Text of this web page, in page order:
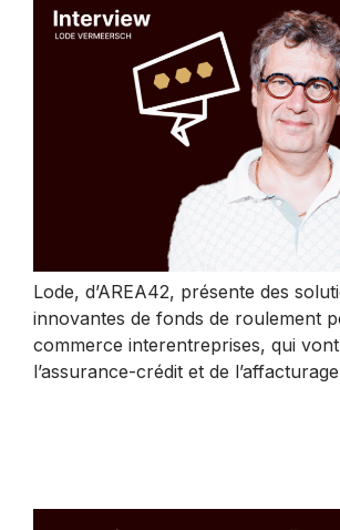
Lode, d’AREA42, présente des
innovantes de fonds de roulement
commerce interentreprises, qui
l’assurance-crédit et de